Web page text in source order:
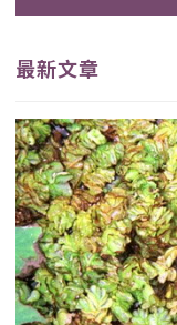
最新文章